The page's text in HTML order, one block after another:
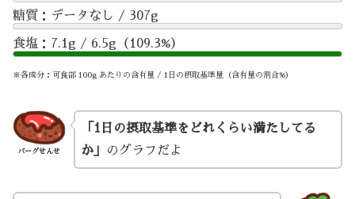
糖質：データなし / 307g
食塩：7.1g / 6.5g（109.3%）
※各成分：可食部 100g あたりの含有量 / 1日の摂取基準量（含有量の割合%）
バーグせんせ
「1日の摂取基準をどれくらい満たしてる
か」
のグラフだよ